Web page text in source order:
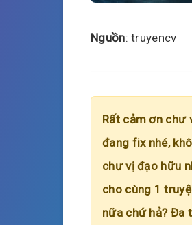
Nguồn: truyencv
Rất cảm ơn chư
đang fix nhé,
chư vị đạo hữu
cho cùng 1
nữa chứ hả? Đa